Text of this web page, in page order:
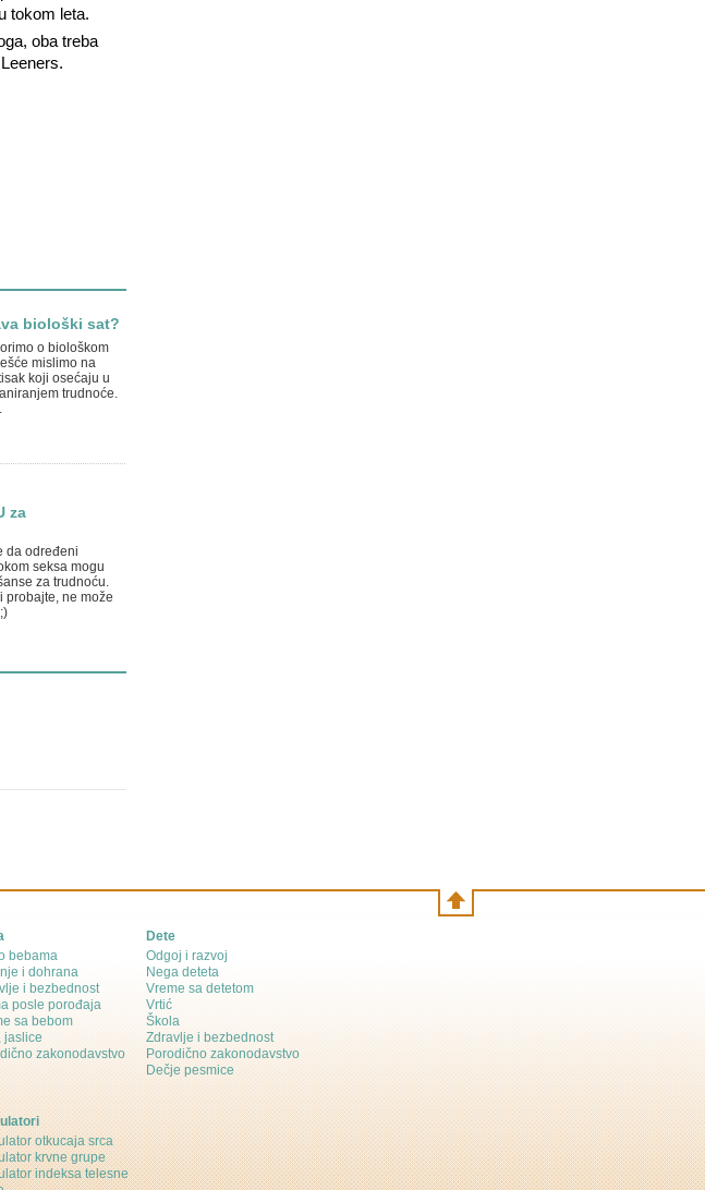
tokom leta.
oba treba
biološki sat?
o biološkom
mislimo na
koji osećaju u
trudnoće.
za
da određeni
seksa mogu
za trudnoću.
probajte, ne može
bebama
i dohrana
i bezbednost
posle porođaja
sa bebom
jaslice
zakonodavstvo
Dete
Odgoj i razvoj
Nega deteta
Vreme sa detetom
Vrtić
Škola
Zdravlje i bezbednost
Porodično zakonodavstvo
Dečje pesmice
otkucaja srca
krvne grupe
indeksa telesne